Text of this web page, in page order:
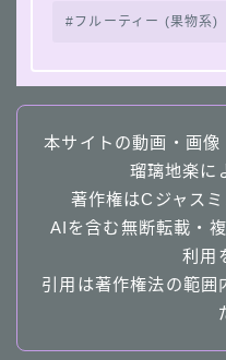
フルーティー (果物系)
本サイトの動画・画
瑠璃地楽に
著作権はCジャス
AIを含む無断転載・
利用
引用は著作権法の範囲